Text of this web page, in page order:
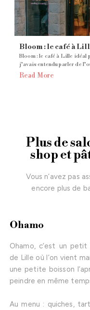
Bloom : le café à
Bloom : le café à Lille idéal
j’avais entendu parler de
Read More
Plus de
shop et
Vous n’avez pas
encore plus de
Ohamo
Ohamo, c’est un
de Lille où l’on vient
une petite boisson
peindre en même
Au menu : quiches,